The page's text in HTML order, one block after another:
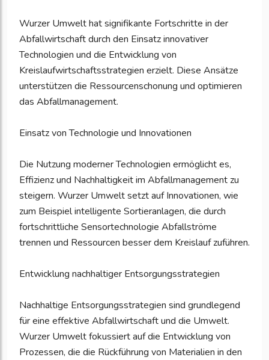
Wurzer Umwelt hat signifikante Fortschritte in der
Abfallwirtschaft durch den Einsatz innovativer
Technologien und die Entwicklung von
Kreislaufwirtschaftsstrategien erzielt. Diese Ansätze
unterstützen die Ressourcenschonung und optimieren
das Abfallmanagement.
Einsatz von Technologie und Innovationen
Die Nutzung moderner Technologien ermöglicht es,
Effizienz und Nachhaltigkeit im Abfallmanagement zu
steigern. Wurzer Umwelt setzt auf Innovationen, wie
zum Beispiel intelligente Sortieranlagen, die durch
fortschrittliche Sensortechnologie Abfallströme
trennen und Ressourcen besser dem Kreislauf zuführen.
Entwicklung nachhaltiger Entsorgungsstrategien
Nachhaltige Entsorgungsstrategien sind grundlegend
für eine effektive Abfallwirtschaft und die Umwelt.
Wurzer Umwelt fokussiert auf die Entwicklung von
Prozessen, die die Rückführung von Materialien in den